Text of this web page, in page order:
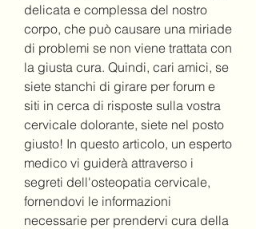
delicata e complessa del nostro
corpo, che può causare una miriade
di problemi se non viene trattata con
la giusta cura. Quindi, cari amici, se
siete stanchi di girare per forum e
siti in cerca di risposte sulla vostra
cervicale dolorante, siete nel posto
giusto! In questo articolo, un esperto
medico vi guiderà attraverso i
segreti dell'osteopatia cervicale,
fornendovi le informazioni
necessarie per prendervi cura della